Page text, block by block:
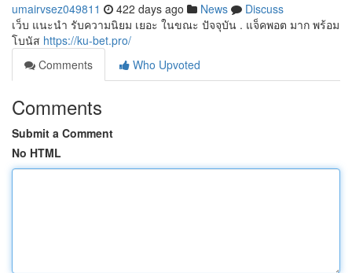
umairvsez049811 422 days ago News
Discuss
เว็บ แนะนำ รับความนิยม เยอะ ในขณะ ปัจจุบัน . แจ็คพอต มาก พร้อม
โบนัส https://ku-bet.pro/
Comments
Who Upvoted
Comments
Submit a Comment
No HTML